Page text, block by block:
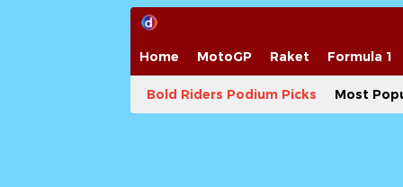
Home MotoGP Raket Formula 1
Bold Riders Podium Picks Most